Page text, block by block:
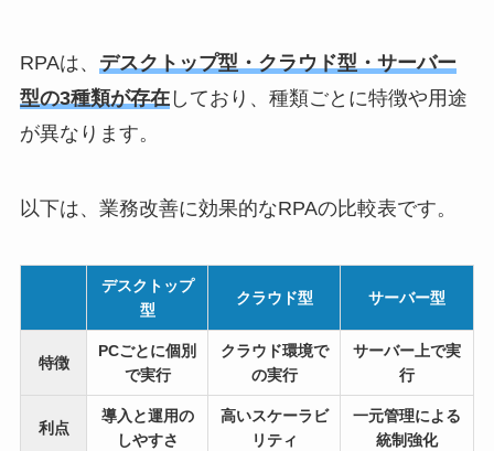
RPAは、 デスクトップ型・クラウド型・サーバー
型の3種類が存在しており、種類ごとに特徴や用途
が異なります。
以下は、業務改善に効果的なRPAの比較表です。
デスクトップ
型
クラウド型 サーバー型
特徴
PCごとに個別
で実行
クラウド環境で
の実行
サーバー上で実
行
利点
導入と運用の
しやすさ
高いスケーラビ
リティ
一元管理による
統制強化